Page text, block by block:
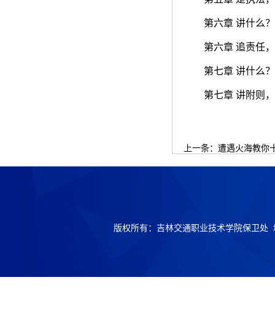
第六章 讲什么？
第六章 追责任
第七章 讲什么？
第七章 讲附则
上一条：遭遇火海教你
版权所有：吉林交通职业技术学院保卫